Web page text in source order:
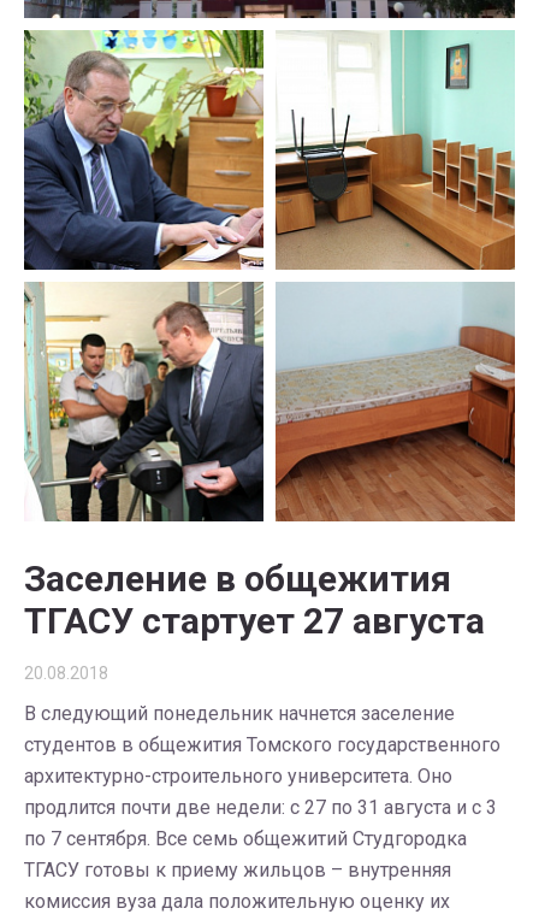
Заселение в общежития
ТГАСУ стартует 27 августа
20.08.2018
В следующий понедельник начнется заселение
студентов в общежития Томского государственного
архитектурно-строительного университета. Оно
продлится почти две недели: с 27 по 31 августа и с 3
по 7 сентября. Все семь общежитий Студгородка
ТГАСУ готовы к приему жильцов – внутренняя
комиссия вуза дала положительную оценку их